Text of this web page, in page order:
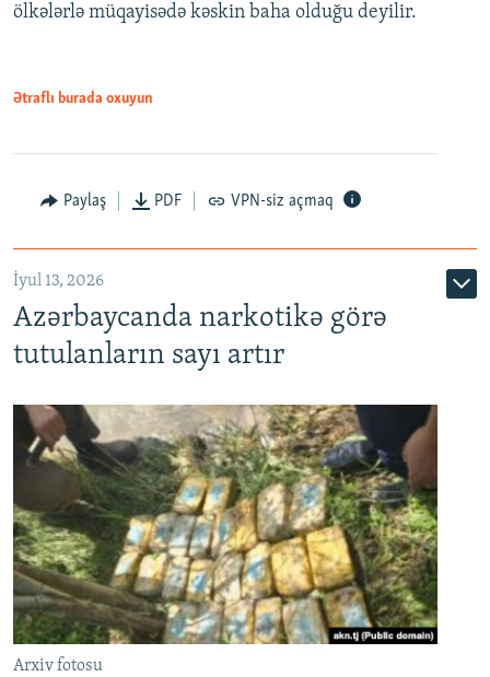
ölkələrlə müqayisədə kəskin baha olduğu deyilir.
Ətraflı burada oxuyun
Paylaş PDF VPN-siz açmaq
İyul 13, 2026
Azərbaycanda narkotikə görə
tutulanların sayı artır
Arxiv fotosu